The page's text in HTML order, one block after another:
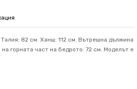
82 см. Ханш: 112 см. Вътрешна дължина
горната част на бедрото: 72 см. Mоделът е